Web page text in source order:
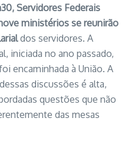
Servidores Federais
ministérios se reunirão
dos servidores. A
iniciada no ano passado,
encaminhada à União. A
discussões é alta,
questões que não
das mesas